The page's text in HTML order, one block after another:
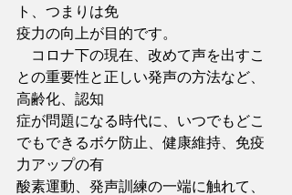
ト、つまりは免
疫力の向上が目的です。
コロナ下の現在、改めて声を出すこ
との重要性と正しい発声の方法など、
高齢化、認知
症が問題になる時代に、いつでもどこ
でもできるボケ防止、健康維持、免疫
力アップの有
酸素運動、発声訓練の一端に触れて、